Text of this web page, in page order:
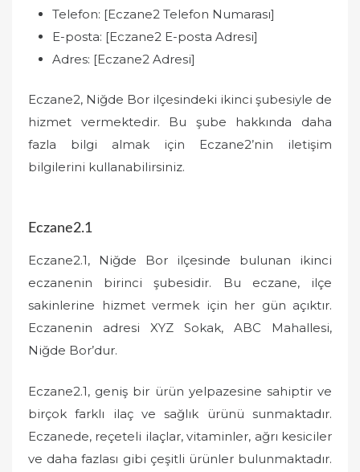
Telefon: [Eczane2 Telefon Numarası]
E-posta: [Eczane2 E-posta Adresi]
Adres: [Eczane2 Adresi]
Eczane2, Niğde Bor ilçesindeki ikinci şubesiyle de
hizmet vermektedir. Bu şube hakkında daha
fazla bilgi almak için Eczane2’nin iletişim
bilgilerini kullanabilirsiniz.
Eczane2.1
Eczane2.1, Niğde Bor ilçesinde bulunan ikinci
eczanenin birinci şubesidir. Bu eczane, ilçe
sakinlerine hizmet vermek için her gün açıktır.
Eczanenin adresi XYZ Sokak, ABC Mahallesi,
Niğde Bor’dur.
Eczane2.1, geniş bir ürün yelpazesine sahiptir ve
birçok farklı ilaç ve sağlık ürünü sunmaktadır.
Eczanede, reçeteli ilaçlar, vitaminler, ağrı kesiciler
ve daha fazlası gibi çeşitli ürünler bulunmaktadır.